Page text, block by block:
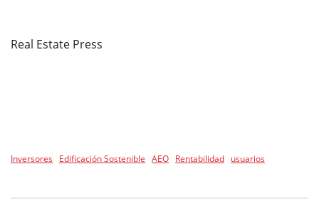
Real Estate Press
Inversores Edificación Sostenible AEO Rentabilidad usuarios